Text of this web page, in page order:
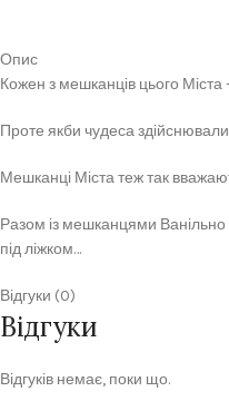
Опис
Кожен з мешканців цього Міста
Проте якби чудеса
Мешканці Міста теж так
Разом із мешканцями Ванільно
під ліжком…
Відгуки (0)
Відгуки
Відгуків немає, поки що.